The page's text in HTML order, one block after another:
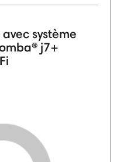
système
j7+